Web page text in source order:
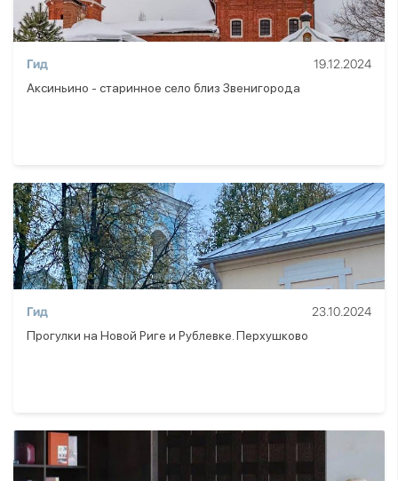
Гид
19.12.2024
Аксиньино - старинное село близ Звенигорода
Гид
23.10.2024
Прогулки на Новой Риге и Рублевке. Перхушково